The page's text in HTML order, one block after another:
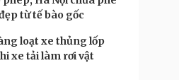
từ tế bào gốc
loạt xe thủng lốp
xe tải làm rơi vật